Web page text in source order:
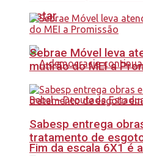
estar
Fim da escala 6X1 é
Sebrae Móvel leva
mutirão do MEI a
Sabesp entrega
tratamento de